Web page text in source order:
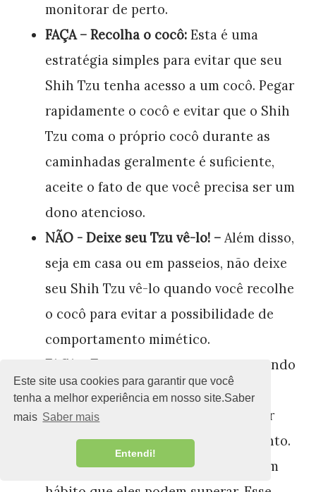
Este site usa cookies para garantir que você
tenha a melhor experiência em nosso site.Saber
mais Saber mais
Entendi!
monitorar de perto.
FAÇA – Recolha o cocô: Esta é uma
estratégia simples para evitar que seu
Shih Tzu tenha acesso a um cocô. Pegar
rapidamente o cocô e evitar que o Shih
Tzu coma o próprio cocô durante as
caminhadas geralmente é suficiente,
aceite o fato de que você precisa ser um
dono atencioso.
NÃO - Deixe seu Tzu vê-lo! – Além disso,
seja em casa ou em passeios, não deixe
seu Shih Tzu vê-lo quando você recolhe
o cocô para evitar a possibilidade de
comportamento mimético.
FAÇA – Espere:
Em alguns casos, quando
a coprofagia acontece com filhotes,
tudo o que você pode fazer é esperar
que eles superem esse comportamento.
Isso pode acontecer e acontece, é um